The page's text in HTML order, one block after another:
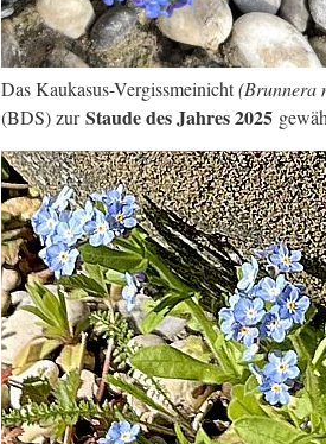
Das Kaukasus-Vergissmeinicht(Brunnera
(BDS) zurStaude des Jahres 2025